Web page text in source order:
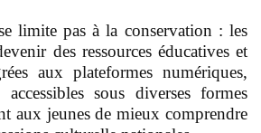
limite pas à la conservation : les
des ressources éducatives et
aux plateformes numériques,
sous diverses formes
aux jeunes de mieux comprendre